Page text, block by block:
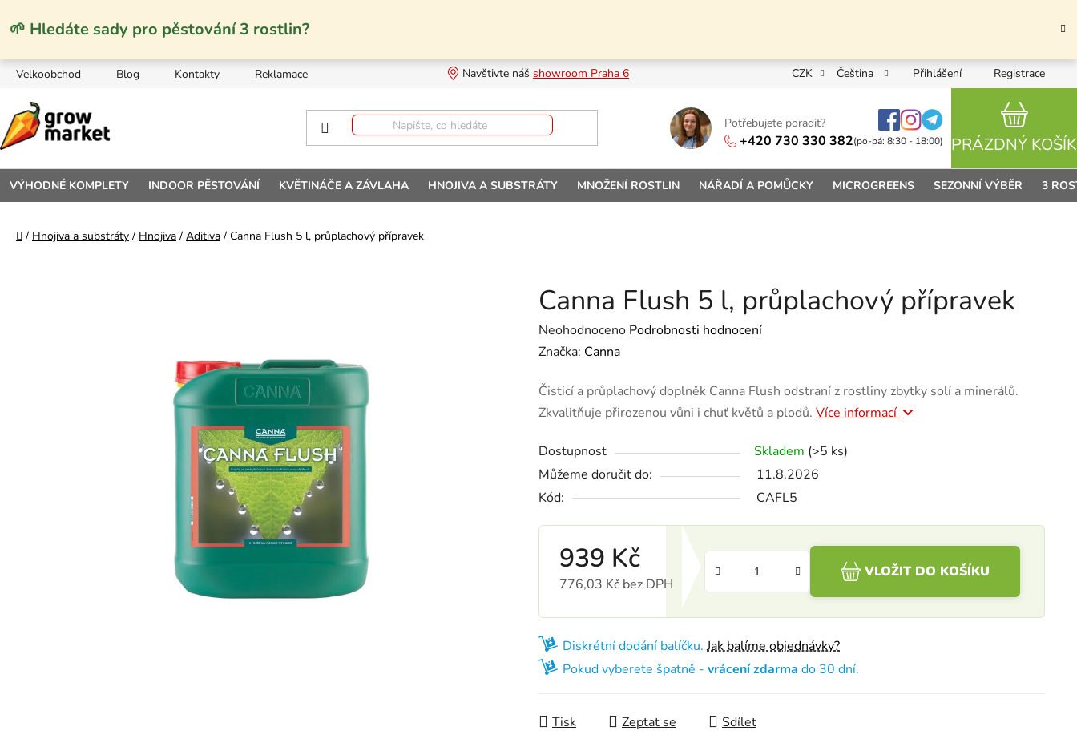
🌱 Hledáte sady pro pěstování 3 rostlin?
Velkoobchod Blog Kontakty Reklamace Navštivte náš showroom Praha 6 CZK Čeština Přihlášení Registrace
Potřebujete poradit?
+420 730 330 382(po-pá: 8:30 - 18:00) PRÁZDNÝ KOŠÍK
VÝHODNÉ KOMPLETY INDOOR PĚSTOVÁNÍ KVĚTINÁČE A ZÁVLAHA HNOJIVA A SUBSTRÁTY MNOŽENÍ ROSTLIN NÁŘADÍ A POMŮCKY MICROGREENS SEZONNÍ VÝBĚR 3
Domů
/ Hnojiva a substráty / Hnojiva / Aditiva / Canna Flush 5 l, průplachový přípravek
Canna Flush 5 l, průplachový přípravek
Průměrné hodnocení produktu je 0,0 z 5 hvězdiček.
Neohodnoceno Podrobnosti hodnocení
Značka: Canna
Čisticí a průplachový doplněk Canna Flush odstraní z rostliny zbytky solí a minerálů.
Zkvalitňuje přirozenou vůni i chuť květů a plodů. Více informací
Dostupnost Skladem (>5 ks)
Můžeme doručit do:
11.8.2026
Kód:
CAFL5
939 Kč
776,03 Kč bez DPH
VLOŽIT DO KOŠÍKU
Diskrétní dodání balíčku.Jak balíme objednávky?
Pokud vyberete špatně - vrácení zdarma do 30 dní.
Tisk Zeptat se Sdílet